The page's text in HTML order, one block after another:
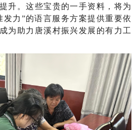
升。这些宝贵的一手资料，将为
发力 ”的语言服务方案提供重要依
为助力唐溪村振兴发展的有力工